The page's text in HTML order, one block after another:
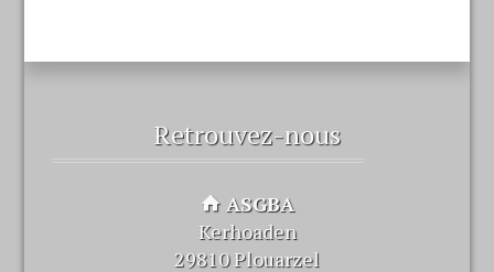
Retrouvez-nous
ASGBA
Kerhoaden
29810 Plouarzel